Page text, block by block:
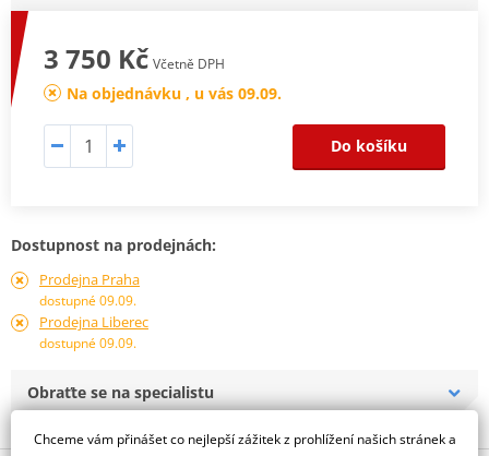
3 750 Kč Včetně DPH
Na objednávku , u vás 09.09.
Do košíku
Dostupnost na prodejnách:
Prodejna Praha
dostupné 09.09.
Prodejna Liberec
dostupné 09.09.
Obraťte se na specialistu
Chceme vám přinášet co nejlepší zážitek z prohlížení našich stránek a